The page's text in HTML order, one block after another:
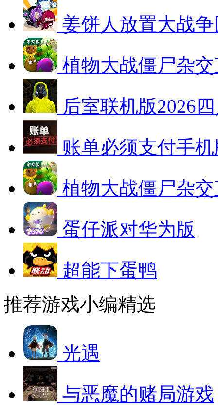
姜饼人放置大战
植物大战僵尸杂
后室联机版2026
账单必须支付手
植物大战僵尸杂
蛋仔派对华为版
超能下蛋鸭
推荐游戏小编精选
光遇
与恶魔的赌局游戏